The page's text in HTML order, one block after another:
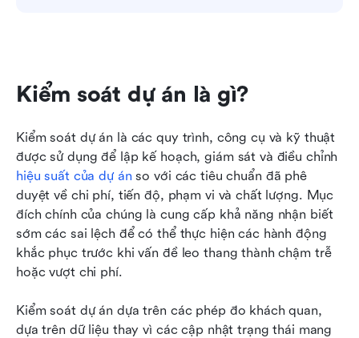
Kiểm soát dự án là gì?
Kiểm soát dự án là các quy trình, công cụ và kỹ thuật
hiệu suất của dự án so với các tiêu chuẩn đã phê
duyệt về chi phí, tiến độ, phạm vi và chất lượng. Mục
đích chính của chúng là cung cấp khả năng nhận biết
sớm các sai lệch để có thể thực hiện các hành động
khắc phục trước khi vấn đề leo thang thành chậm trễ
hoặc vượt chi phí.
Kiểm soát dự án dựa trên các phép đo khách quan,
dựa trên dữ liệu thay vì các cập nhật trạng thái mang